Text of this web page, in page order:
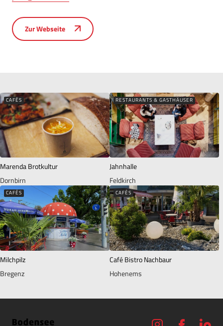
Zur Webseite
CAFÉS
Marenda Brotkultur
Dornbirn
RESTAURANTS & GASTHÄUSER
Jahnhalle
Feldkirch
CAFÉS
Milchpilz
Bregenz
CAFÉS
Café Bistro Nachbaur
Hohenems